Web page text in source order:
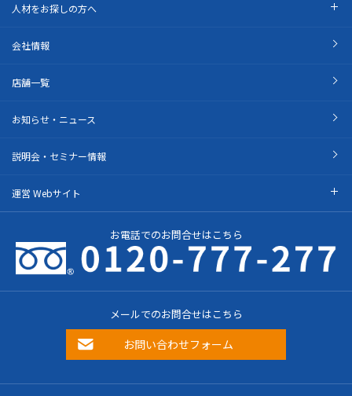
人材をお探しの方へ
会社情報
店舗一覧
お知らせ・ニュース
説明会・セミナー情報
運営 Webサイト
お電話でのお問合せはこちら
メールでのお問合せはこちら
お問い合わせフォーム